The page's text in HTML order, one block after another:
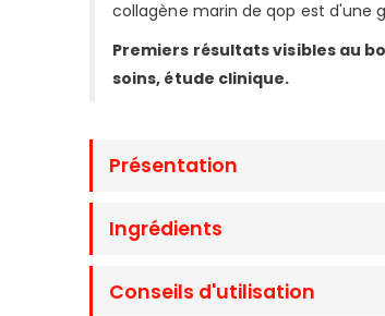
collagène marin de qop est d'une
Premiers résultats visibles au
soins, étude clinique.
Présentation
Ingrédients
Conseils d'utilisation